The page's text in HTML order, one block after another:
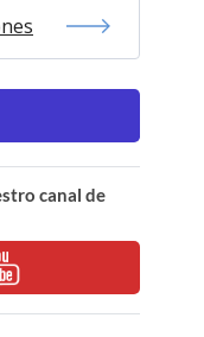
canal de